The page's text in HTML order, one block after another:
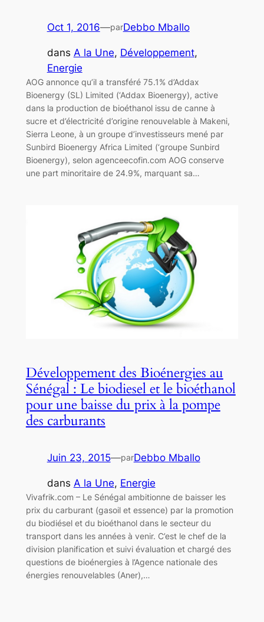
Oct 1, 2016—parDebbo Mballo
dans A la Une, Développement
Energie
AOG annonce qu’il a transféré 75.1% d’Addax
Bioenergy (SL) Limited (‘Addax Bioenergy), active
dans la production de bioéthanol issu de canne à
sucre et d’électricité d’origine renouvelable à Makeni,
Sierra Leone, à un groupe d’investisseurs mené par
Sunbird Bioenergy Africa Limited (‘groupe Sunbird
Bioenergy), selon agenceecofin.com AOG conserve
une part minoritaire de 24.9%, marquant sa…
Développement des Bioénergies au
Sénégal : Le biodiesel et le bioéthanol
pour une baisse du prix à la pompe
des carburants
Juin 23, 2015—parDebbo Mballo
dans A la Une, Energie
Vivafrik.com – Le Sénégal ambitionne de baisser les
prix du carburant (gasoil et essence) par la promotion
du biodiésel et du bioéthanol dans le secteur du
transport dans les années à venir. C’est le chef de la
division planification et suivi évaluation et chargé des
questions de bioénergies à l’Agence nationale des
énergies renouvelables (Aner),…